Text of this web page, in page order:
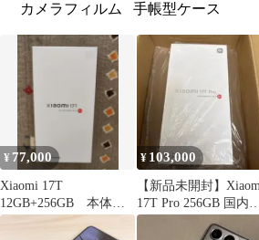
カメラフィルム
手帳型ケース
¥ 77,000
Xiaomi 17T
12GB+256GB 本体及
び付属品
¥ 103,000
【新品未開封】
17T Pro 256GB 国内
SIMフリー